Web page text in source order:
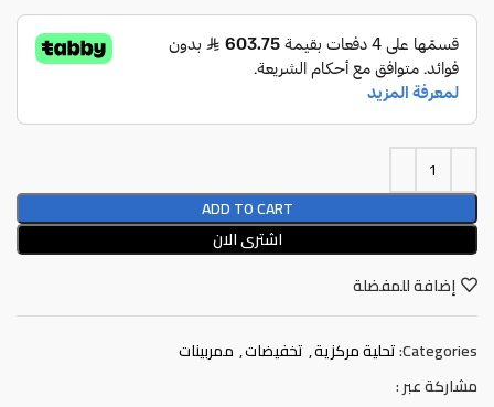
ADD TO CART
اشترى الان
إضافة للمفضلة
Categories: تحلية مركزية, تخفيضات, ممربينات
مشاركة عبر :